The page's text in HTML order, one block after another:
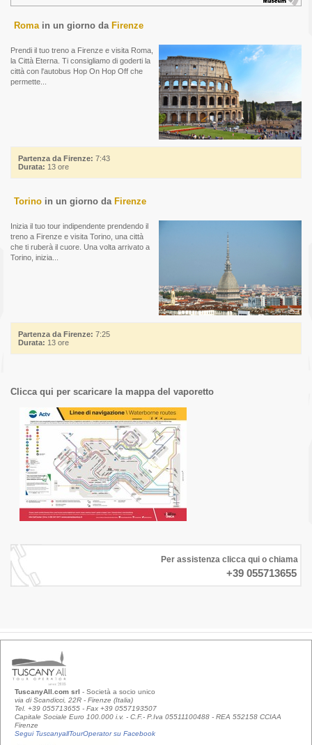
Romain un giorno da Firenze
Prendi il tuo treno a Firenze e visita Roma,
la Città Eterna. Ti consigliamo di goderti la
città con l'autobus Hop On Hop Off che
permette...
Partenza da Firenze: 7:43
Durata: 13 ore
Torino in un giorno da Firenze
Inizia il tuo tour indipendente prendendo il
treno a Firenze e visita Torino, una città
che ti ruberà il cuore. Una volta arrivato a
Torino, inizia...
Partenza da Firenze: 7:25
Durata: 13 ore
Clicca qui per scaricare la mappa del vaporetto
Per assistenza clicca qui o chiama
+39 055713655
TuscanyAll.com srl - Società a socio unico
via di Scandicci, 22R - Firenze (Italia)
Tel. +39 055713655 - Fax +39 0557193507
Capitale Sociale Euro 100.000 i.v. - C.F.- P.Iva 05511100488 - REA 552158 CCIAA
Firenze
Segui TuscanyallTourOperator su Facebook